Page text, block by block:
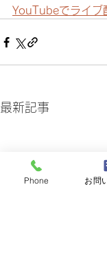
YouTubeでライブ
最新記事
Phone お問